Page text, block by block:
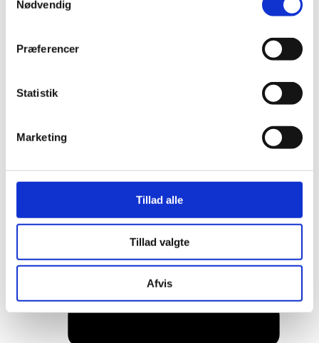
Nødvendig
Præferencer
Statistik
Marketing
Tillad alle
Tillad valgte
Afvis
Her er alle vinderne fra årets Danish
Rainbow Awards